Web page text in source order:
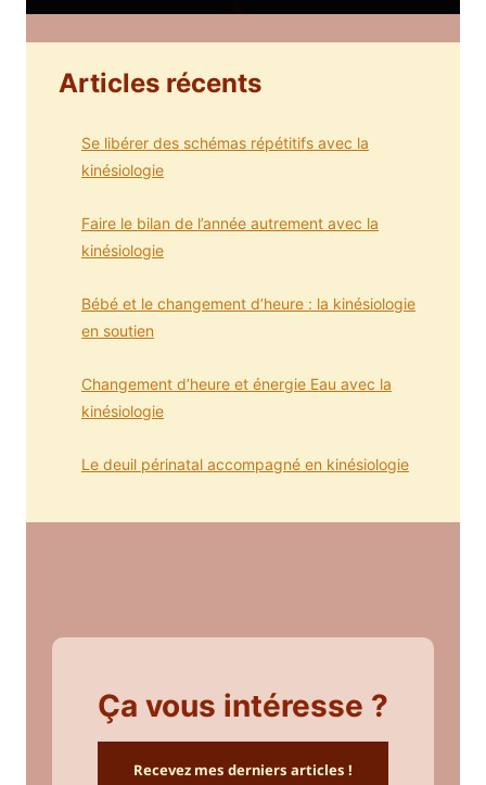
Articles récents
Se libérer des schémas répétitifs avec la
kinésiologie
Faire le bilan de l’année autrement avec la
kinésiologie
Bébé et le changement d’heure : la kinésiologie
en soutien
Changement d’heure et énergie Eau avec la
kinésiologie
Le deuil périnatal accompagné en kinésiologie
Ça vous intéresse ?
Recevez mes derniers articles !